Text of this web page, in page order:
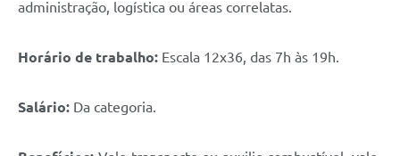
administração, logística ou áreas correlatas.
Horário de trabalho: Escala 12x36, das 7h às 19h.
Salário: Da categoria.